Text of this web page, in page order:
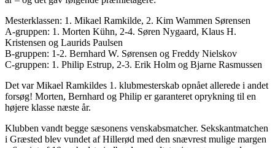
Mesterklassen: 1. Mikael Ramkilde, 2. Kim Wammen Sørensen
A-gruppen: 1. Morten Kühn, 2-4. Søren Nygaard, Klaus H.
Kristensen og Laurids Paulsen
B-gruppen: 1-2. Bernhard W. Sørensen og Freddy Nielskov
C-gruppen: 1. Philip Estrup, 2-3. Erik Holm og Bjarne Rasmussen
Det var Mikael Ramkildes 1. klubmesterskab opnået allerede i andet
forsøg! Morten, Bernhard og Philip er garanteret oprykning til en
højere klasse næste år.
Klubben vandt begge sæsonens venskabsmatcher. Sekskantmatchen
i Græsted blev vundet af Hillerød med den snævrest mulige margen